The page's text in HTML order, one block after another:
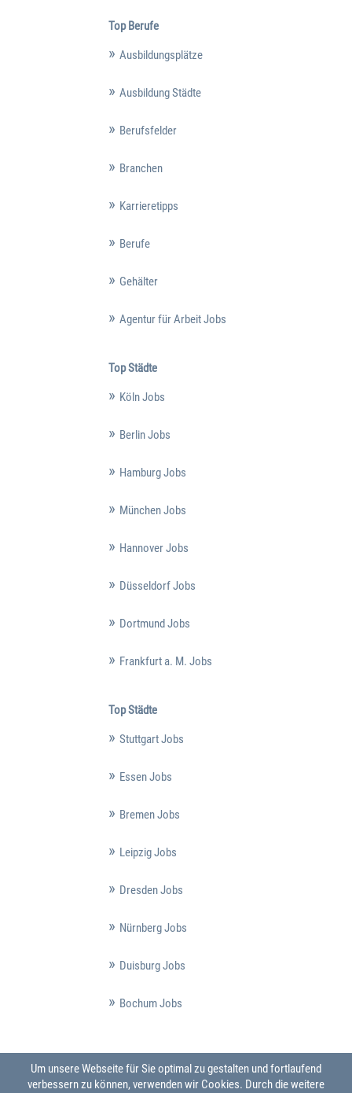
Top Berufe
Ausbildungsplätze
Ausbildung Städte
Berufsfelder
Branchen
Karrieretipps
Berufe
Gehälter
Agentur für Arbeit Jobs
Top Städte
Köln Jobs
Berlin Jobs
Hamburg Jobs
München Jobs
Hannover Jobs
Düsseldorf Jobs
Dortmund Jobs
Frankfurt a. M. Jobs
Top Städte
Stuttgart Jobs
Essen Jobs
Bremen Jobs
Leipzig Jobs
Dresden Jobs
Nürnberg Jobs
Duisburg Jobs
Bochum Jobs
Um unsere Webseite für Sie optimal zu gestalten und fortlaufend
verbessern zu können, verwenden wir Cookies. Durch die weitere